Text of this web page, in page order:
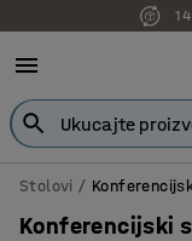
Stolovi
Konferencijski